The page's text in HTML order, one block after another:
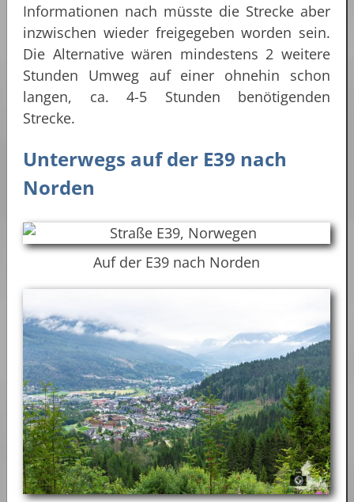
Informationen nach müsste die Strecke aber
inzwischen wieder freigegeben worden sein.
Die Alternative wären mindestens 2 weitere
Stunden Umweg auf einer ohnehin schon
langen, ca. 4-5 Stunden benötigenden
Strecke.
Unterwegs auf der E39 nach
Norden
Auf der E39 nach Norden